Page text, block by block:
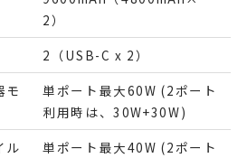
2）
2（USB-C x 2）
モ
単ポート最大60W (2ポート
利用時は、30W+30W)
ル
単ポート最大40W (2ポート